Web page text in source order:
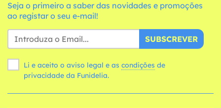
Seja o primeiro a saber das novidades e promoções
ao registar o seu e-mail!
SUBSCREVER
Li e aceito o aviso legal e as condições
privacidade da Funidelia.